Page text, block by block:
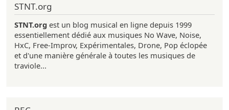
STNT.org
STNT.org est un blog musical en ligne depuis 1999
essentiellement dédié aux musiques No Wave, Noise,
HxC, Free-Improv, Expérimentales, Drone, Pop éclopée
et d'une manière générale à toutes les musiques de
traviole...